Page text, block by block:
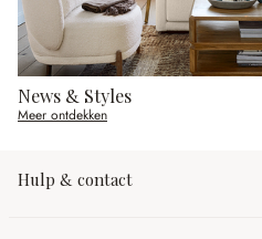
News & Styles
Meer ontdekken
Hulp & contact